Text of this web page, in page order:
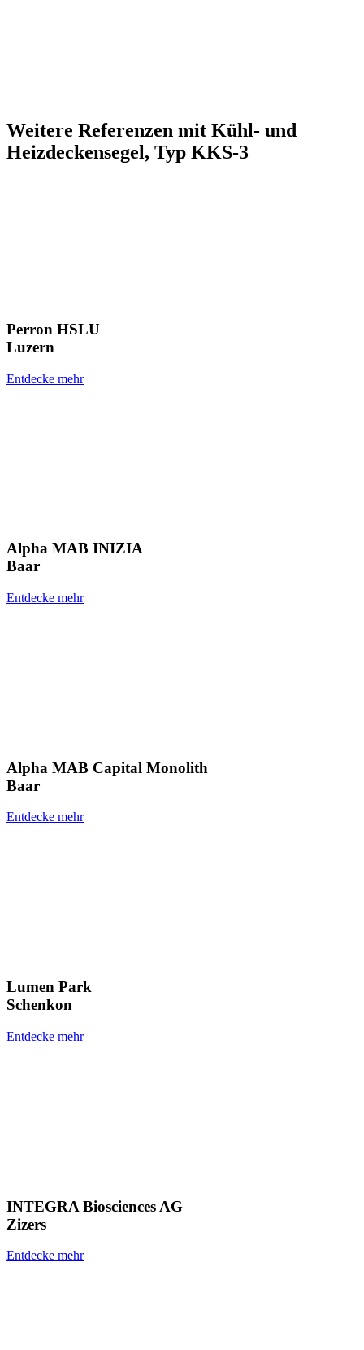
Weitere Referenzen mit Kühl- und
Heizdeckensegel, Typ KKS-3
Perron HSLU
Luzern
Entdecke mehr
Alpha MAB INIZIA
Baar
Entdecke mehr
Alpha MAB Capital Monolith
Baar
Entdecke mehr
Lumen Park
Schenkon
Entdecke mehr
INTEGRA Biosciences AG
Zizers
Entdecke mehr